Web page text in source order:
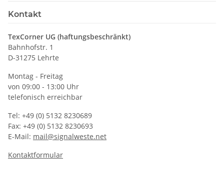
Kontakt
TexCorner UG (haftungsbeschränkt)
Bahnhofstr. 1
D-31275 Lehrte
Montag - Freitag
von 09:00 - 13:00 Uhr
telefonisch erreichbar
Tel: +49 (0) 5132 8230689
Fax: +49 (0) 5132 8230693
E-Mail: mail@signalweste.net
Kontaktformular